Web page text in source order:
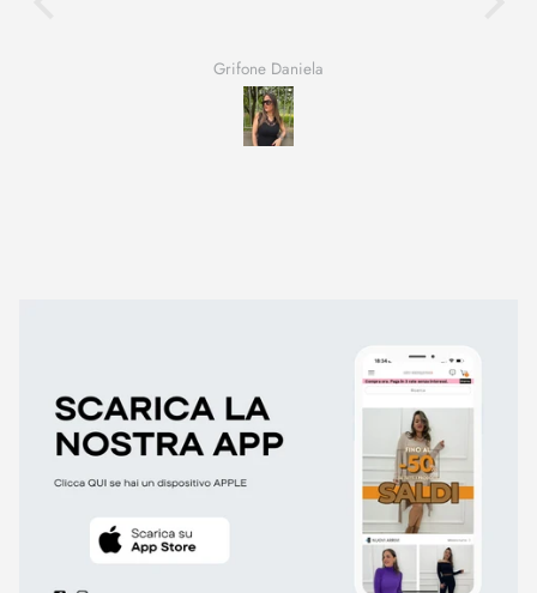
Grifone Daniela